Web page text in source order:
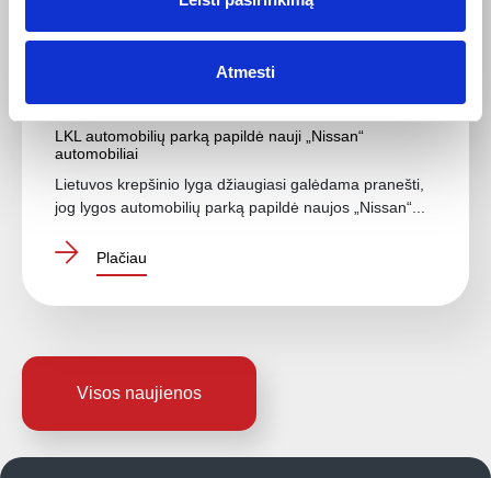
Atmesti
LKL automobilių parką papildė nauji „Nissan“
automobiliai
Lietuvos krepšinio lyga džiaugiasi galėdama pranešti,
jog lygos automobilių parką papildė naujos „Nissan“...
Plačiau
Visos naujienos